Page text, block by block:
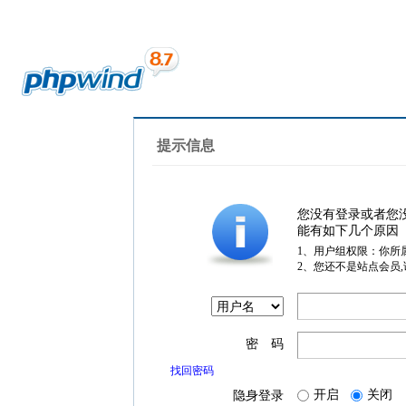
提示信息
您没有登录或者您
能有如下几个原因
1、用户组权限：你所
2、您还不是站点会员
密 码
找回密码
隐身登录 开启 关闭